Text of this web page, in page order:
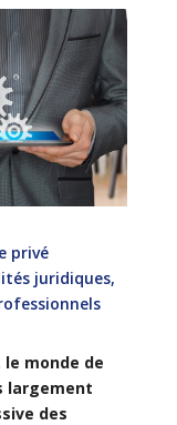
privé
juridiques,
le monde de
largement
des